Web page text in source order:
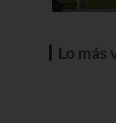
Lo más